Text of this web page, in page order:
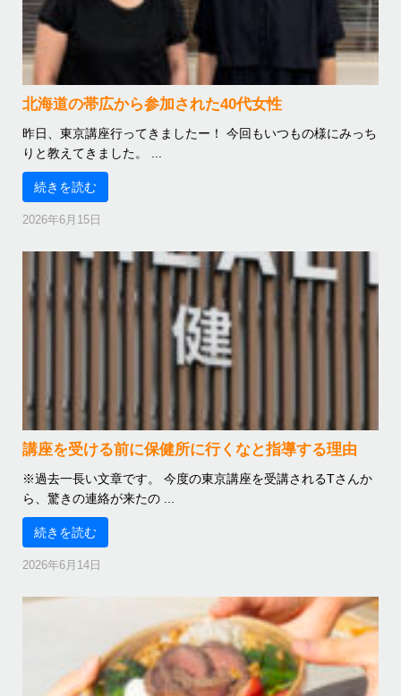
北海道の帯広から参加された40代女性
昨日、東京講座行ってきましたー！ 今回もいつもの様にみっち
りと教えてきました。 ...
続きを読む
2026年6月15日
講座を受ける前に保健所に行くなと指導する理由
※過去一長い文章です。 今度の東京講座を受講されるTさんか
ら、驚きの連絡が来たの ...
続きを読む
2026年6月14日